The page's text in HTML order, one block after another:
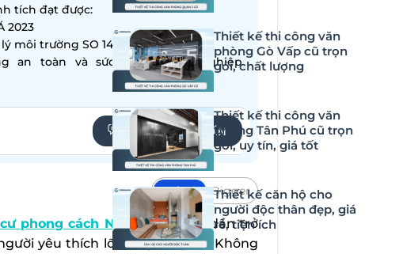
tích đạt được:
2023
môi trường SO 14001:2015
an toàn và sức khỏe nghề nghiệp
YÊU CẦU TƯ VẤN
Default Bigger
phong cách Nhật Bảnđang dần trở
yêu thích lối sống tối giản. Không
Thiết kế thi công văn
phòng Gò Vấp cũ trọn
gói, chất lượng
Thiết kế thi công văn
phòng Tân Phú cũ trọn
gói, uy tín, giá tốt
Thiết kế căn hộ cho
người độc thân đẹp, giá
rẻ, tiện ích